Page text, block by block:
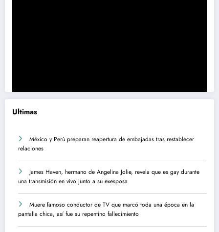
Ultimas
México y Perú preparan reapertura de embajadas tras restablecer
relaciones
James Haven, hermano de Angelina Jolie, revela que es gay durante
una transmisión en vivo junto a su exesposa
Muere famoso conductor de TV que marcó toda una época en la
pantalla chica, así fue su repentino fallecimiento